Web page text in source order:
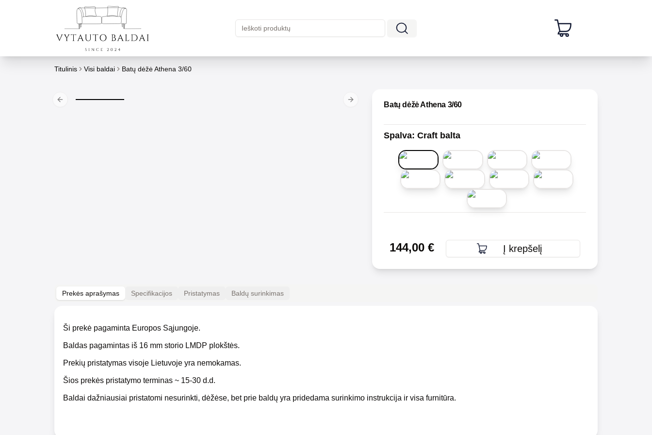
Titulinis Visi baldai Batų dėžė Athena 3/60
Previous slide Next slide Batų dėžė Athena 3/60
Spalva: Craft balta
144,00 € Į krepšelį
Prekės aprašymas Specifikacijos Pristatymas Baldų surinkimas
Ši prekė pagaminta Europos Sąjungoje.
Baldas pagamintas iš 16 mm storio LMDP plokštės.
Prekių pristatymas visoje Lietuvoje yra nemokamas.
Šios prekės pristatymo terminas ~ 15-30 d.d.
Baldai dažniausiai pristatomi nesurinkti, dėžėse, bet prie baldų yra pridedama surinkimo instrukcija ir visa furnitūra.